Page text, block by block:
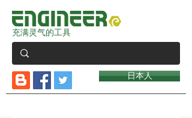
充满灵气的工具
日本人